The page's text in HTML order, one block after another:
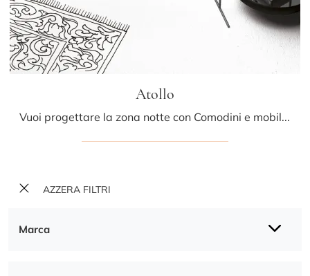
AZZERA FILTRI
Marca
Atollo
Vuoi progettare la zona notte con Comodini e mobili con cassetti di Minotti Italia? Eccoti il modello Atollo in metallo per spazi design.